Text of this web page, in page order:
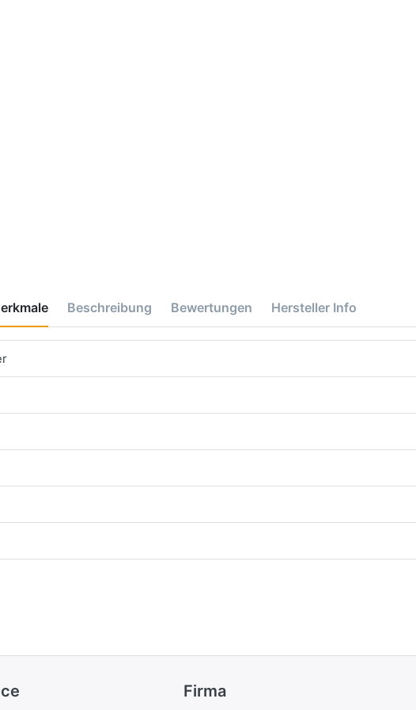
Beschreibung Bewertungen Hersteller Info
Firma